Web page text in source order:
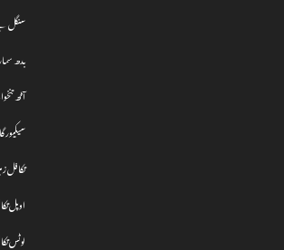
سنگل
بدھ
آٹھ
سیکیور
تکافل
اوپل
لوٹس